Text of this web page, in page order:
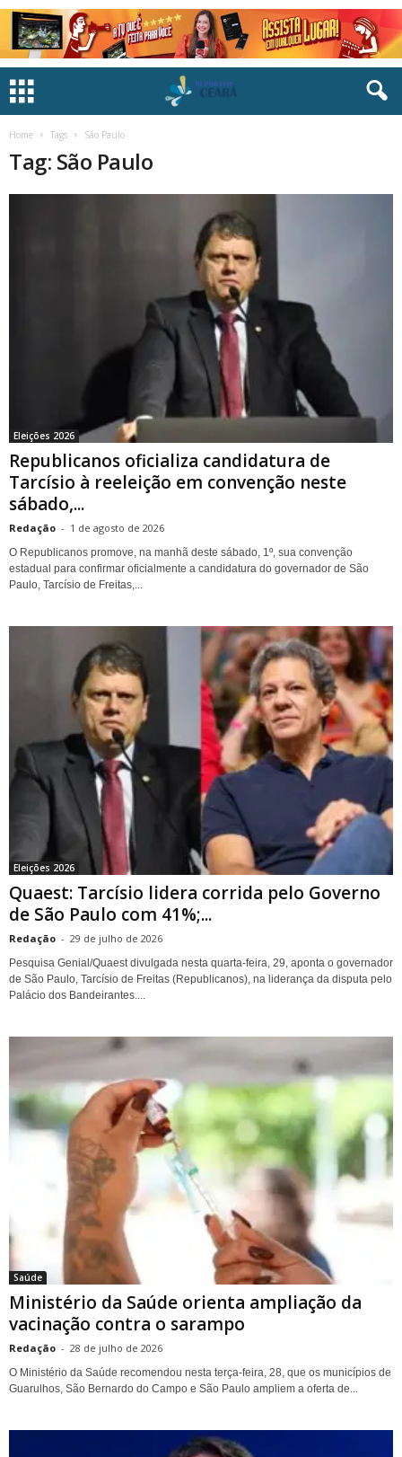
Home Tags São Paulo
Tag: São Paulo
Eleições 2026
Republicanos oficializa candidatura de
Tarcísio à reeleição em convenção neste
sábado,...
Redação - 1 de agosto de 2026
O Republicanos promove, na manhã deste sábado, 1º, sua convenção
estadual para confirmar oficialmente a candidatura do governador de São
Paulo, Tarcísio de Freitas,...
Eleições 2026
Quaest: Tarcísio lidera corrida pelo Governo
de São Paulo com 41%;...
Redação - 29 de julho de 2026
Pesquisa Genial/Quaest divulgada nesta quarta-feira, 29, aponta o governador
de São Paulo, Tarcísio de Freitas (Republicanos), na liderança da disputa pelo
Palácio dos Bandeirantes....
Saúde
Ministério da Saúde orienta ampliação da
vacinação contra o sarampo
Redação - 28 de julho de 2026
O Ministério da Saúde recomendou nesta terça-feira, 28, que os municípios de
Guarulhos, São Bernardo do Campo e São Paulo ampliem a oferta de...